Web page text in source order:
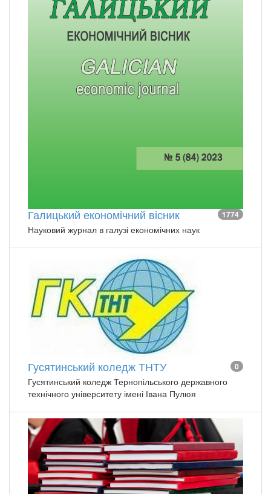
Галицький економічний вісник 1774
Науковий журнал в галузі економічних наук
Гусятинський коледж ТНТУ 0
Гусятинський коледж Тернопільського державного
технічного університету імені Івана Пулюя